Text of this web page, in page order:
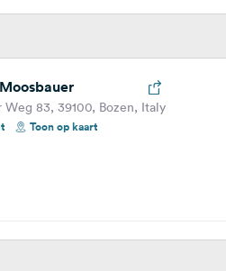
Bari, Italien
83, 39100, Bozen, Italy
Toon op kaart